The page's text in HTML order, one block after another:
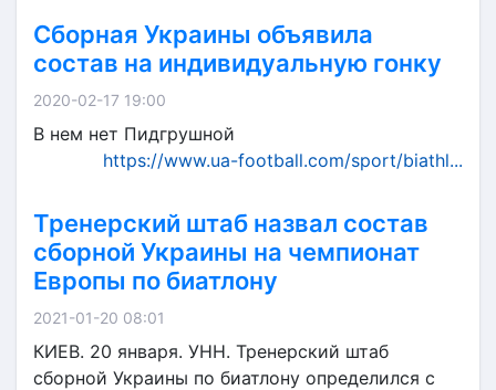
Сборная Украины объявила
состав на индивидуальную гонку
2020-02-17 19:00
В нем нет Пидгрушной
https://www.ua-football.com/sport/biathl...
Тренерский штаб назвал состав
сборной Украины на чемпионат
Европы по биатлону
2021-01-20 08:01
КИЕВ. 20 января. УНН. Тренерский штаб
сборной Украины по биатлону определился с